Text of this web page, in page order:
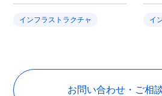
インフラストラクチャ イ
お問い合わせ・ご相